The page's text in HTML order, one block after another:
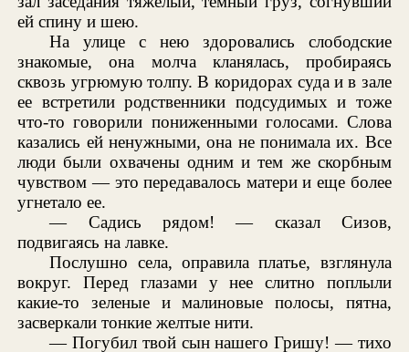
ей спину и шею.
На улице с нею здоровались слободские
знакомые, она молча кланялась, пробираясь
сквозь угрюмую толпу. В коридорах суда и в зале
ее встретили родственники подсудимых и тоже
что-то говорили пониженными голосами. Слова
казались ей ненужными, она не понимала их. Все
люди были охвачены одним и тем же скорбным
чувством — это передавалось матери и еще более
угнетало ее.
— Садись рядом! — сказал Сизов,
подвигаясь на лавке.
Послушно села, оправила платье, взглянула
вокруг. Перед глазами у нее слитно поплыли
какие-то зеленые и малиновые полосы, пятна,
засверкали тонкие желтые нити.
— Погубил твой сын нашего Гришу! — тихо